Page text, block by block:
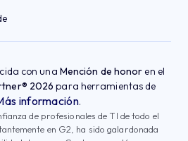
con una Mención de honor en el
2026 para herramientas de
información.
de profesionales de TI de todo el
en G2, ha sido galardonada